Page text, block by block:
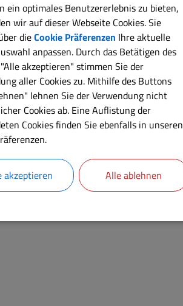
Buchungs-Link
Veranstaltungsort
Gasthaus Isarwinkel
Gebirgsschützen
ein optimales Benutzererlebnis zu bieten,
wir auf dieser Webseite Cookies. Sie
dieCookie Präferenzen Ihre aktuelle
anpassen. Durch das Betätigen des
akzeptieren" stimmen Sie der
aller Cookies zu. Mithilfe des Buttons
lehnen Sie der Verwendung nicht
Cookies ab. Eine Auflistung der
Cookies finden Sie ebenfalls in unseren
akzeptieren Alle ablehnen